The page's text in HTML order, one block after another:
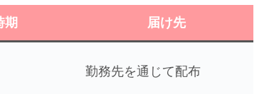
期 届け先
勤務先を通じて配布